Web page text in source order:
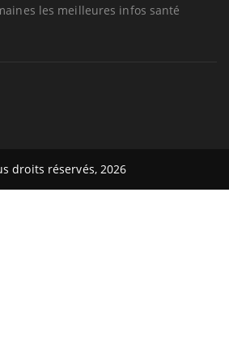
les meilleures infos santé
droits réservés, 2026